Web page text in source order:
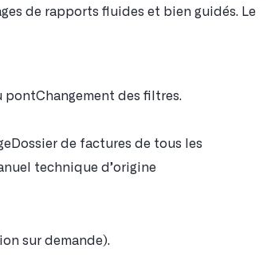
de rapports fluides et bien guidés. Le
pontChangement des filtres.
de factures de tous les
technique d’origine
sur demande).